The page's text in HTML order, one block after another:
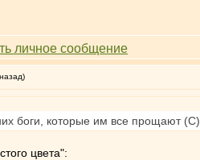
боги, которые им все прощают (С)
цвета":